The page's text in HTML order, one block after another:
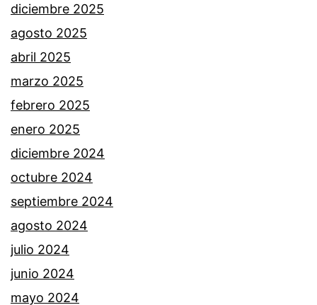
diciembre 2025
agosto 2025
abril 2025
marzo 2025
febrero 2025
enero 2025
diciembre 2024
octubre 2024
septiembre 2024
agosto 2024
julio 2024
junio 2024
mayo 2024